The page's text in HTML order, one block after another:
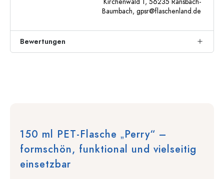
Baumbach, gpsr@flaschenland.de
Bewertungen
150 ml PET-Flasche „Perry“ –
formschön, funktional und vielseitig
einsetzbar